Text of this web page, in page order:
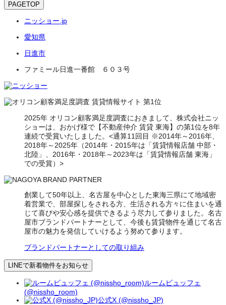
PAGETOP
ニッショー.jp
愛知県
日進市
ファミール日進一番館 ６０３号
2025年 オリコン顧客満足度調査におきまして、株式会社ニッ
ショーは、おかげ様で【不動産仲介 賃貸 東海】の第1位を8年
連続で受賞いたしました。<通算11回目 ※2014年～2016年、
2018年～2025年（2014年・2015年は「賃貸情報店舗 中部・
北陸」、2016年・2018年～2023年は「賃貸情報店舗 東海」
での受賞）>
創業して50年以上、名古屋を中心とした東海三県にて地域密
着営業で、部屋探しをされる方、生活される方々に住まいを通
じて喜びや安心感を提供できるよう尽力して参りました。名古
屋市ブランドパートナーとして、今後も賃貸物件を通じて名古
屋市の魅力を発信していけるよう努めて参ります。
ブランドパートナーとしての取り組み
LINEで新着物件をお知らせ
ルームビュッフェ
(@nissho_room)
公式X (@nissho_JP)